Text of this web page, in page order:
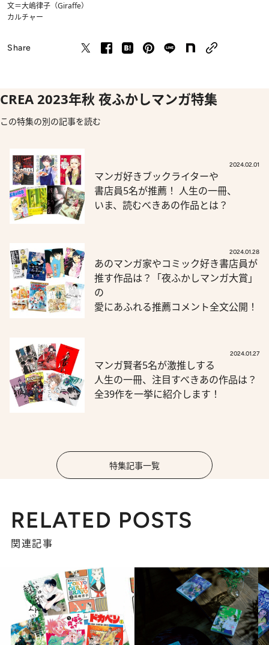
文＝大嶋律子（Giraffe）
カルチャー
Share
CREA 2023年秋 夜ふかしマンガ特集
この特集の別の記事を読む
2024.02.01
マンガ好きブックライターや
書店員5名が推薦！ 人生の一冊、
いま、読むべきあの作品とは？
2024.01.28
あのマンガ家やコミック好き書店員が
推す作品は？「夜ふかしマンガ大賞」
の
愛にあふれる推薦コメント全文公開！
2024.01.27
マンガ賢者5名が激推しする
人生の一冊、注目すべきあの作品は？
全39作を一挙に紹介します！
特集記事一覧
RELATED POSTS
関連記事